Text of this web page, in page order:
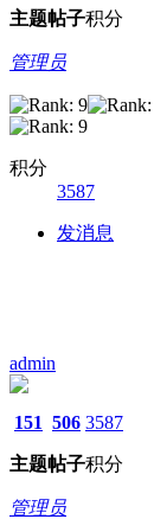
主题帖子积分
管理员
积分
3587
发消息
admin
151
主题
506
帖子
3587
积分
管理员